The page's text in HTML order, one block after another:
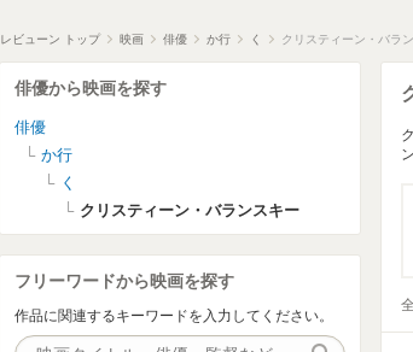
レビューン トップ 映画 俳優 か行 く クリスティーン・バラ
全
俳優から映画を探す
俳優
か行
く
クリスティーン・バランスキー
フリーワードから映画を探す
作品に関連するキーワードを入力してください。